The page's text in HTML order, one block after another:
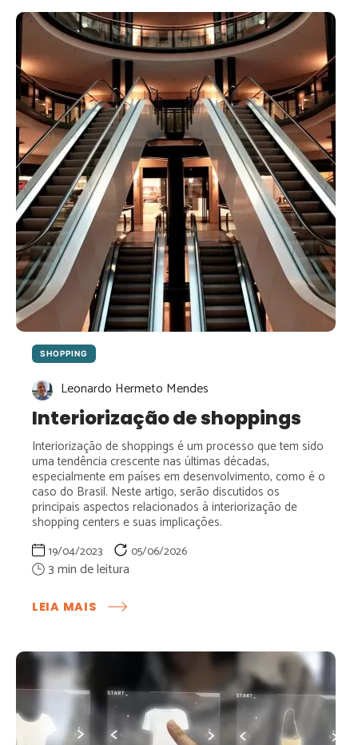
COMO
A
EXPERIÊNCIA
DE
COMPRA
PODE
TRANSFORMAR
O
CONSUMO
SHOPPING
Leonardo Hermeto Mendes
Interiorização de shoppings
Interiorização de shoppings é um processo que tem sido
uma tendência crescente nas últimas décadas,
especialmente em países em desenvolvimento, como é o
caso do Brasil. Neste artigo, serão discutidos os
principais aspectos relacionados à interiorização de
shopping centers e suas implicações.
19/04/2023 05/06/2026
LEIA MAIS
INTERIORIZAÇÃO
SHOPPINGS